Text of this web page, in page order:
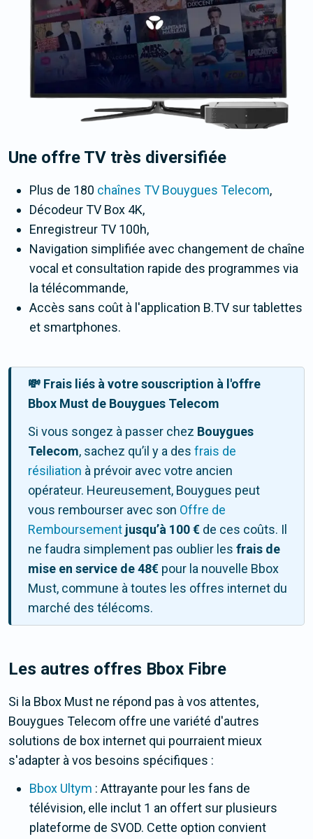
Une offre TV très diversifiée
Plus de 180 chaînes TV Bouygues Telecom,
Décodeur TV Box 4K,
Enregistreur TV 100h,
Navigation simplifiée avec changement de chaîne
vocal et consultation rapide des programmes via
la télécommande,
Accès sans coût à l'application B.TV sur tablettes
et smartphones.
💸 Frais liés à votre souscription à l'offre
Bbox Must de Bouygues Telecom
Si vous songez à passer chez Bouygues
Telecom, sachez qu’il y a des frais de
résiliation à prévoir avec votre ancien
opérateur. Heureusement, Bouygues peut
vous rembourser avec son Offre de
Remboursement jusqu’à 100 € de ces coûts. Il
ne faudra simplement pas oublier les frais de
mise en service de 48€ pour la nouvelle Bbox
Must, commune à toutes les offres internet du
marché des télécoms.
Les autres offres Bbox Fibre
Si la Bbox Must ne répond pas à vos attentes,
Bouygues Telecom offre une variété d'autres
solutions de box internet qui pourraient mieux
s'adapter à vos besoins spécifiques :
Bbox Ultym : Attrayante pour les fans de
télévision, elle inclut 1 an offert sur plusieurs
plateforme de SVOD. Cette option convient